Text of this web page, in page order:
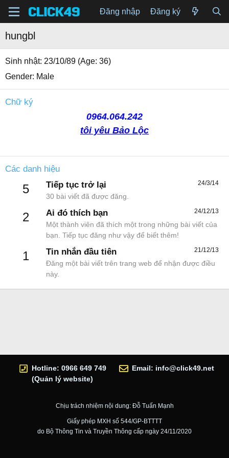
Đăng nhập Đăng ký
hungbl
Sinh nhật 23/10/89 (Age: 36)
Gender Male
Chữ ký
0964.064.242
tôi yêu Bảo Lộc
Các danh hiệu
5 24/3/14
Tiếp tục trở lại
30 bài viết đã được đăng.
2 24/12/13
Ai đó thích bạn
Một thành viên đã thích một trong những bài viết của
bạn. Tiếp tục đăng như vậy để biết thêm!
1 21/12/13
Tin nhắn đầu tiên
Đăng một bài viết trên trang web để nhận được điều
này.
Hotline: 0966 649 749
(Quản lý website)
Email: info@click49.net
Chịu trách nhiệm nội dung: Đỗ Tuấn Mạnh
Giấy phép MXH số 544/GP-BTTTT
do Bộ Thông Tin và Truyền Thông cấp ngày 24/11/2020